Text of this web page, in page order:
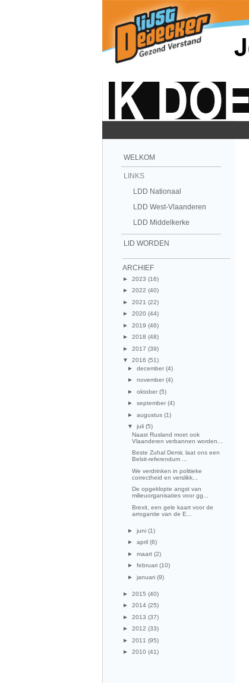
WELKOM
LINKS
LDD Nationaal
LDD West-Vlaanderen
LDD Middelkerke
LID WORDEN
ARCHIEF
► 2023 (16)
► 2022 (40)
► 2021 (22)
► 2020 (44)
► 2019 (46)
► 2018 (48)
► 2017 (39)
▼ 2016 (51)
► december (4)
► november (4)
► oktober (5)
► september (4)
► augustus (1)
▼ juli (5)
Naast Rusland moet ook
Vlaanderen verbannen worden...
Beste Zuhal Demir, laat ons een
Belxit-referendum ...
We verdrinken in politieke
correctheid en verslikk...
De opgeklopte angst van
milieuorganisaties voor gg...
Brexit, een gele kaart voor de
arrogantie van de E...
► juni (1)
► april (6)
► maart (2)
► februari (10)
► januari (9)
► 2015 (40)
► 2014 (25)
► 2013 (37)
► 2012 (33)
► 2011 (95)
► 2010 (41)